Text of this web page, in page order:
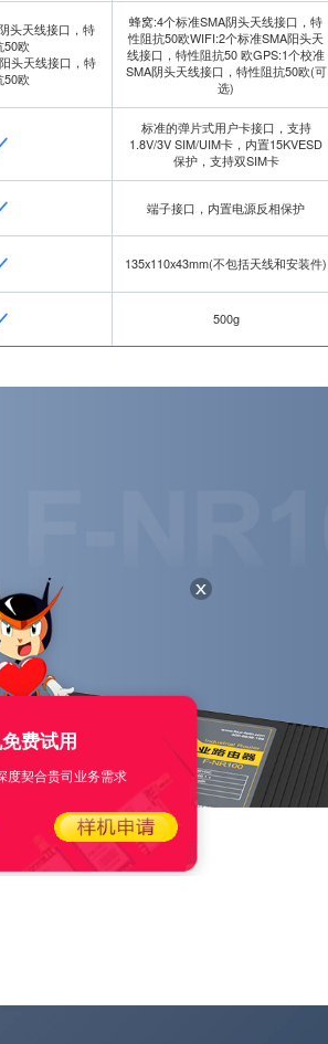
头天线接口，特
50欧
头天线接口，特
50欧
蜂窝:4个标准SMA阴头天线接口，特
性阻抗50欧WIFI:2个标准SMA阳头天
线接口，特性阻抗50 欧GPS:1个校准
SMA阴头天线接口，特性阻抗50欧(可
选)
标准的弹片式用户卡接口，支持
1.8V/3V SIM/UIM卡，内置15KVESD
保护，支持双SIM卡
端子接口，内置电源反相保护
135x110x43mm(不包括天线和安装件)
500g
费试用
度契合贵司业务需求